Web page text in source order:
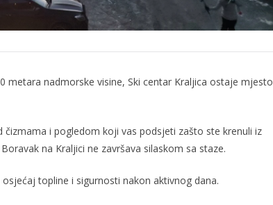
metara nadmorske visine, Ski centar Kraljica ostaje mjesto
i pogledom koji vas podsjeti zašto ste krenuli iz
na Kraljici ne završava silaskom sa staze.
topline i sigurnosti nakon aktivnog dana.